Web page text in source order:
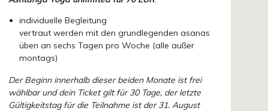
individuelle Begleitung
vertraut werden mit den grundlegenden asanas
üben an sechs Tagen pro Woche (alle außer
montags)
Der Beginn innerhalb dieser beiden Monate ist frei
wählbar und dein Ticket gilt für 30 Tage, der letzte
Gültigkeitstag für die Teilnahme ist der 31. August